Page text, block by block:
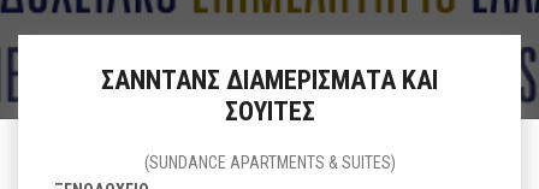
ΣΑΝΝΤΑΝΣ ΔΙΑΜΕΡΙΣΜΑΤΑ ΚΑΙ
ΣΟΥΙΤΕΣ
(SUNDANCE APARTMENTS & SUITES)